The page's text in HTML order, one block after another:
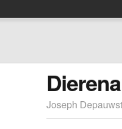
Joseph